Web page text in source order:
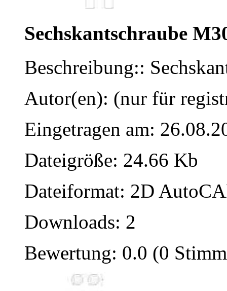
Sechskantschraube
Beschreibung::
Autor(en): (nur für
Eingetragen am:
Dateigröße: 24.66 Kb
Dateiformat: 2D
Downloads: 2
Bewertung: 0.0 (0